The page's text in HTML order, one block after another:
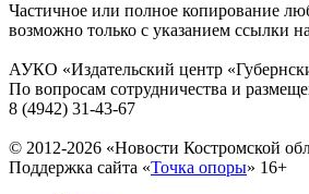
Частичное или полное копирование
возможно только с указанием ссылки
АУКО «Издательский центр
По вопросам сотрудничества и
8 (4942) 31-43-67
© 2012-2026 «Новости Костромской
Поддержка сайта «Точка опоры» 16+